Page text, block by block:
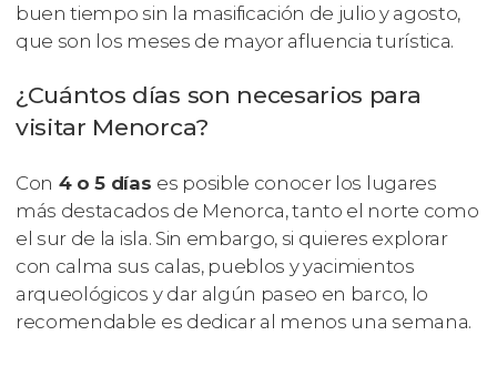
buen tiempo sin la masificación de julio y agosto,
que son los meses de mayor afluencia turística.
¿Cuántos días son necesarios para
visitar Menorca?
Con 4 o 5 días es posible conocer los lugares
más destacados de Menorca, tanto el norte como
el sur de la isla. Sin embargo, si quieres explorar
con calma sus calas, pueblos y yacimientos
arqueológicos y dar algún paseo en barco, lo
recomendable es dedicar al menos una semana.